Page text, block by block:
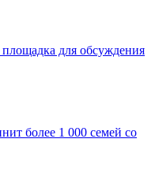
для обсуждения
более 1 000 семей со